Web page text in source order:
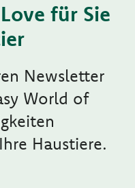
für Sie
Newsletter
World of
Haustiere.